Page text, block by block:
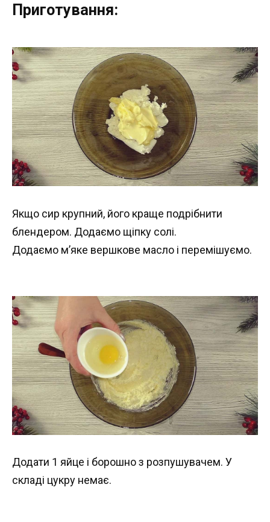
Приготування:
Якщо сир крупний, його краще подрібнити
блендером. Додаємо щіпку солі.
Додаємо м’яке вершкове масло і перемішуємо.
Додати 1 яйце і борошно з розпушувачем. У
складі цукру немає.